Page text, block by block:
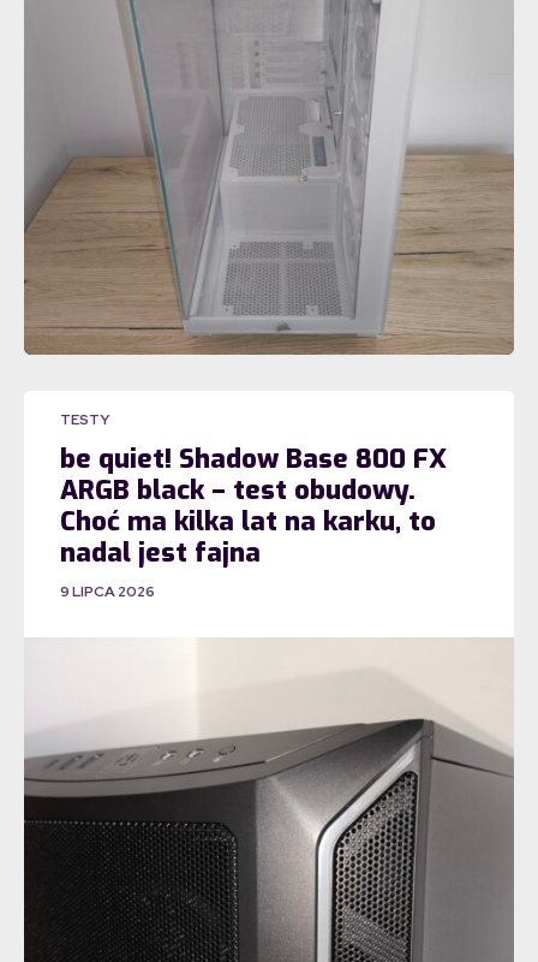
TESTY
be quiet! Shadow Base 800 FX
ARGB black – test obudowy.
Choć ma kilka lat na karku, to
nadal jest fajna
9 LIPCA 2026